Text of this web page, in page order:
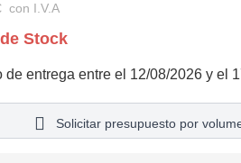
con I.V.A
Stock
de entrega entre el 12/08/2026 y el
Solicitar presupuesto por